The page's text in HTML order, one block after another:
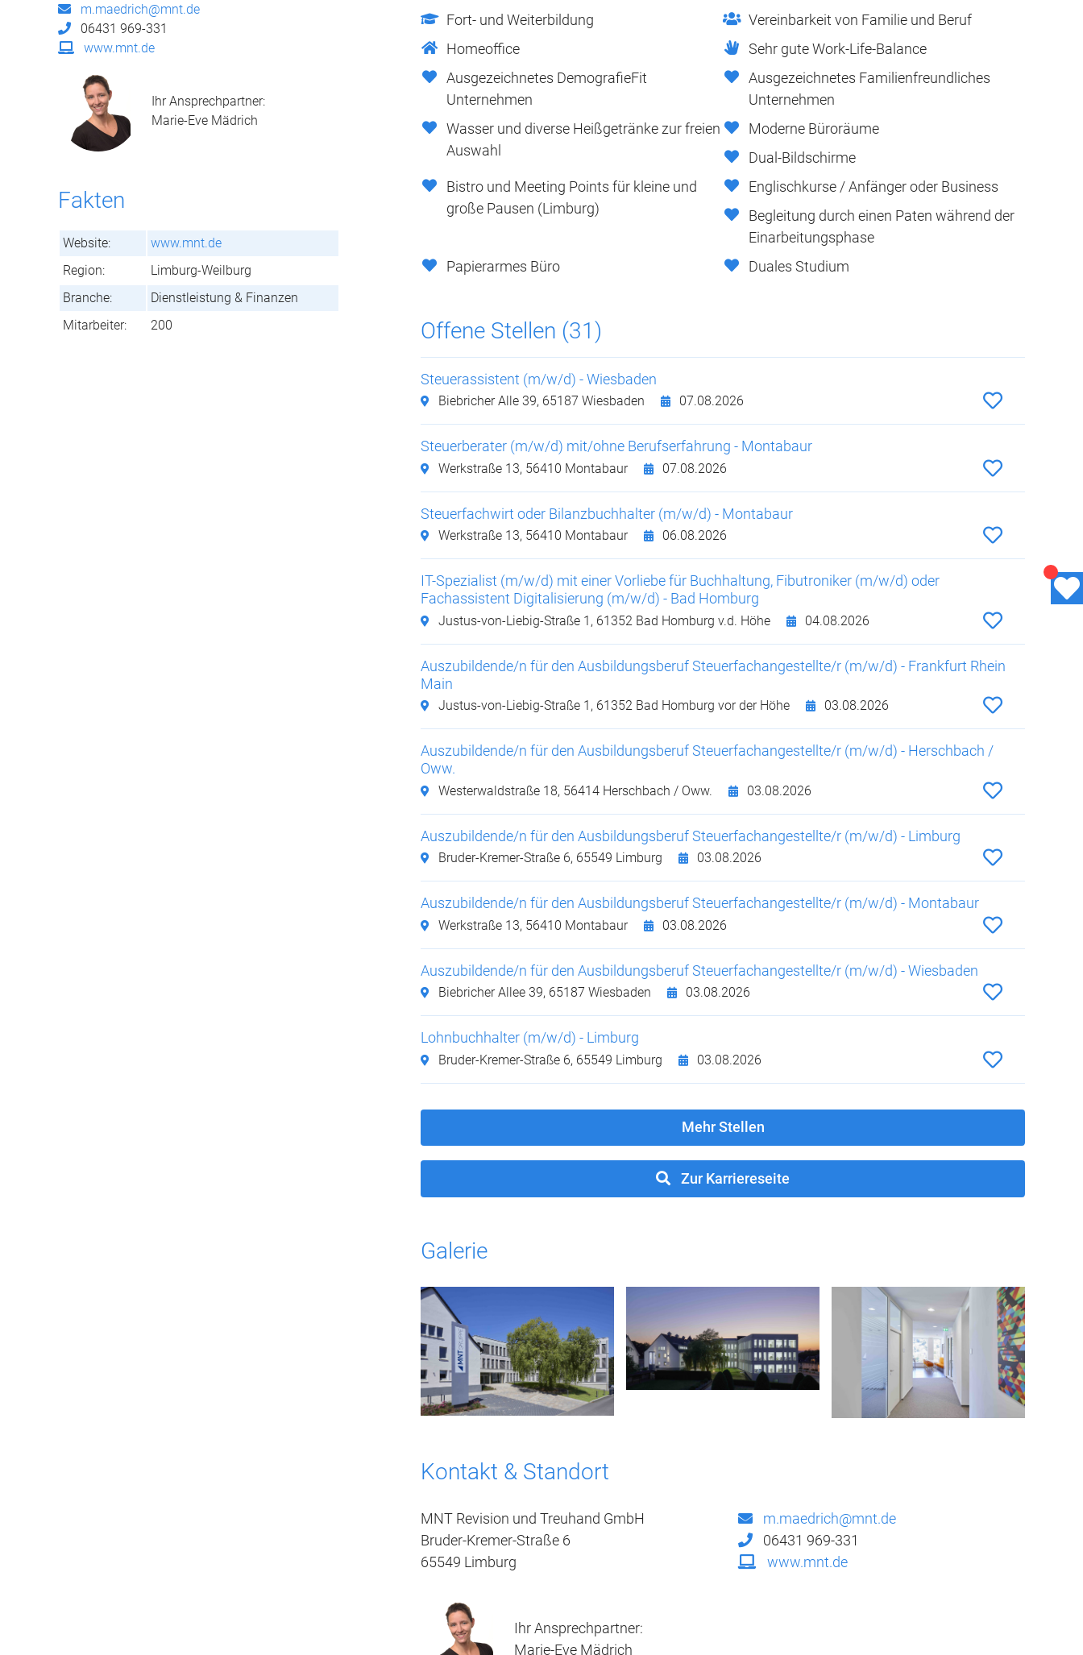
m.maedrich@mnt.de
06431 969-331
www.mnt.de
Ihr Ansprechpartner:
Marie-Eve Mädrich
Fakten
Website:
www.mnt.de
Region:
Limburg-Weilburg
Branche:
Dienstleistung & Finanzen
Mitarbeiter:
200
Fort- und Weiterbildung
Vereinbarkeit von Familie und Beruf
Homeoffice
Sehr gute Work-Life-Balance
Ausgezeichnetes DemografieFit
Unternehmen
Ausgezeichnetes Familienfreundliches
Unternehmen
Wasser und diverse Heißgetränke zur freien
Auswahl
Moderne Büroräume
Dual-Bildschirme
Bistro und Meeting Points für kleine und
große Pausen (Limburg)
Englischkurse / Anfänger oder Business
Begleitung durch einen Paten während der
Einarbeitungsphase
Papierarmes Büro
Duales Studium
Offene Stellen (31)
Steuerassistent (m/w/d) - Wiesbaden
Biebricher Alle 39, 65187 Wiesbaden 07.08.2026
Steuerberater (m/w/d) mit/ohne Berufserfahrung - Montabaur
Werkstraße 13, 56410 Montabaur 07.08.2026
Steuerfachwirt oder Bilanzbuchhalter (m/w/d) - Montabaur
Werkstraße 13, 56410 Montabaur 06.08.2026
IT-Spezialist (m/w/d) mit einer Vorliebe für Buchhaltung, Fibutroniker (m/w/d) oder
Fachassistent Digitalisierung (m/w/d) - Bad Homburg
Justus-von-Liebig-Straße 1, 61352 Bad Homburg v.d. Höhe 04.08.2026
Auszubildende/n für den Ausbildungsberuf Steuerfachangestellte/r (m/w/d) - Frankfurt Rhein
Main
Justus-von-Liebig-Straße 1, 61352 Bad Homburg vor der Höhe 03.08.2026
Auszubildende/n für den Ausbildungsberuf Steuerfachangestellte/r (m/w/d) - Herschbach /
Oww.
Westerwaldstraße 18, 56414 Herschbach / Oww. 03.08.2026
Auszubildende/n für den Ausbildungsberuf Steuerfachangestellte/r (m/w/d) - Limburg
Bruder-Kremer-Straße 6, 65549 Limburg 03.08.2026
Auszubildende/n für den Ausbildungsberuf Steuerfachangestellte/r (m/w/d) - Montabaur
Werkstraße 13, 56410 Montabaur 03.08.2026
Auszubildende/n für den Ausbildungsberuf Steuerfachangestellte/r (m/w/d) - Wiesbaden
Biebricher Allee 39, 65187 Wiesbaden 03.08.2026
Lohnbuchhalter (m/w/d) - Limburg
Bruder-Kremer-Straße 6, 65549 Limburg 03.08.2026
Mehr Stellen
Zur Karriereseite
Galerie
Kontakt & Standort
MNT Revision und Treuhand GmbH
Bruder-Kremer-Straße 6
65549 Limburg
m.maedrich@mnt.de
06431 969-331
www.mnt.de
Ihr Ansprechpartner:
Marie-Eve Mädrich